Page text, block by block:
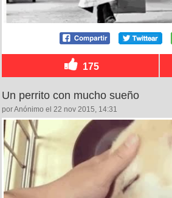
175
Un perrito con mucho sueño
por Anónimo el 22 nov 2015, 14:31